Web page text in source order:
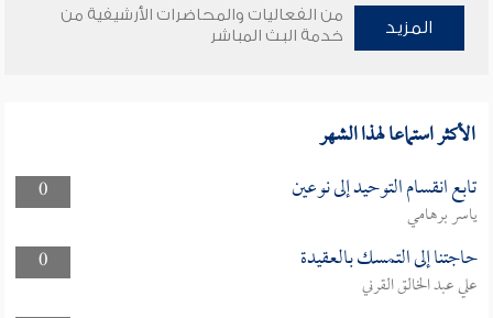
المزيد
من الفعاليات والمحاضرات الأرشيفية من
خدمة البث المباشر
الأكثر استماعا لهذا الشهر
0 تابع انقسام التوحيد إلى نوعين
ياسر برهامي
0
حاجتنا إلى التمسك بالعقيدة
علي عبد الخالق القرني